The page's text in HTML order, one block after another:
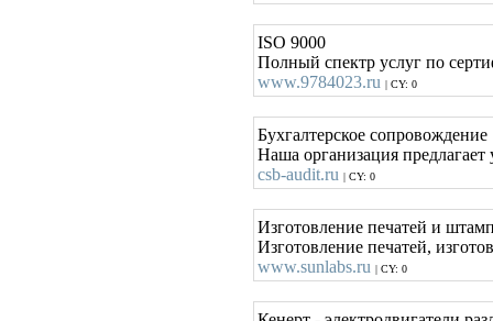
ISO 9000
Полный спектр услуг по
www.9784023.ru | CY: 0
Бухгалтерское сопровождение
Наша организация
csb-audit.ru | CY: 0
Изготовление печатей и
Изготовление печатей,
www.sunlabs.ru | CY: 0